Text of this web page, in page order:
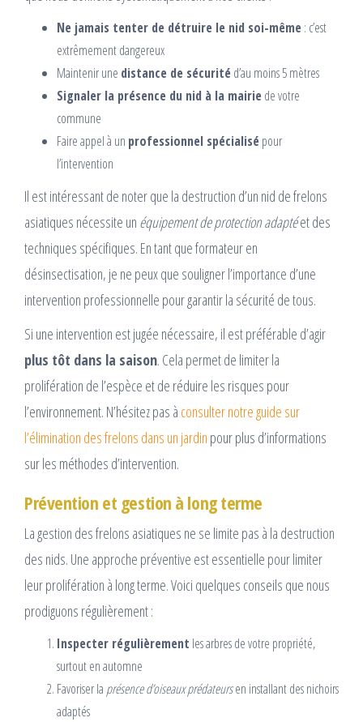
Ne jamais tenter de détruire le nid soi-même : c’est
extrêmement dangereux
Maintenir une distance de sécurité d’au moins 5 mètres
Signaler la présence du nid à la mairie de votre
commune
Faire appel à un professionnel spécialisé pour
l’intervention
Il est intéressant de noter que la destruction d’un nid de frelons
asiatiques nécessite un équipement de protection adaptéet des
techniques spécifiques. En tant que formateur en
désinsectisation, je ne peux que souligner l’importance d’une
intervention professionnelle pour garantir la sécurité de tous.
Si une intervention est jugée nécessaire, il est préférable d’agir
plus tôt dans la saison. Cela permet de limiter la
prolifération de l’espèce et de réduire les risques pour
l’environnement. N’hésitez pas à consulter notre guide sur
l’élimination des frelons dans un jardin pour plus d’informations
sur les méthodes d’intervention.
Prévention et gestion à long terme
La gestion des frelons asiatiques ne se limite pas à la destruction
des nids. Une approche préventive est essentielle pour limiter
leur prolifération à long terme. Voici quelques conseils que nous
prodiguons régulièrement :
Inspecter régulièrement les arbres de votre propriété,
surtout en automne
Favoriser la présence d’oiseaux prédateursen installant des nichoirs
adaptés